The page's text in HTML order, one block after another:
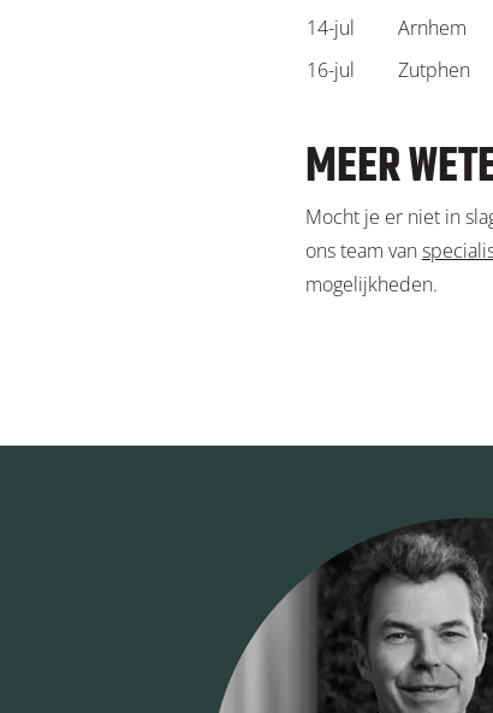
14-jul
Arnhem
16-jul
Zutphen
MEER
Mocht je er niet in
ons team van
mogelijkheden.